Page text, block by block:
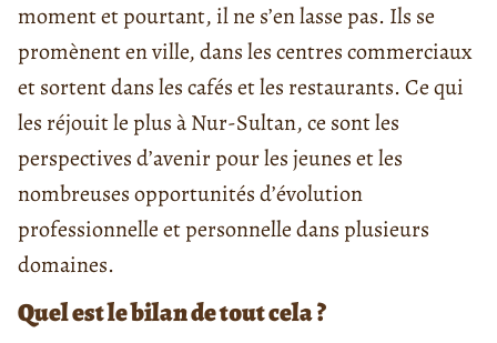
moment et pourtant, il ne s’en lasse pas. Ils se
promènent en ville, dans les centres commerciaux
et sortent dans les cafés et les restaurants. Ce qui
les réjouit le plus à Nur-Sultan, ce sont les
perspectives d’avenir pour les jeunes et les
nombreuses opportunités d’évolution
professionnelle et personnelle dans plusieurs
domaines.
Quel est le bilan de tout cela ?